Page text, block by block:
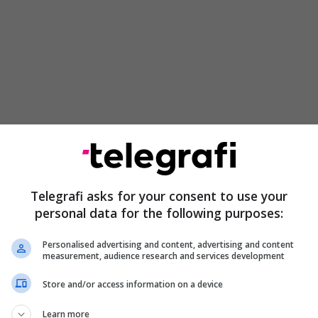
i Bashkëpunimit të Nivelit të Lartë të hapë
bashkëpunim më të strukturuar. Faleminderit për
pjesë në Forumin e 5-të Diplomatik në Antalia, i
i rëndësishëm në kontekstin global të
Gordana Siljanovska-Davkova.
Telegrafi asks for your consent to use your
personal data for the following purposes:
Personalised advertising and content, advertising and content
measurement, audience research and services development
Store and/or access information on a device
Learn more